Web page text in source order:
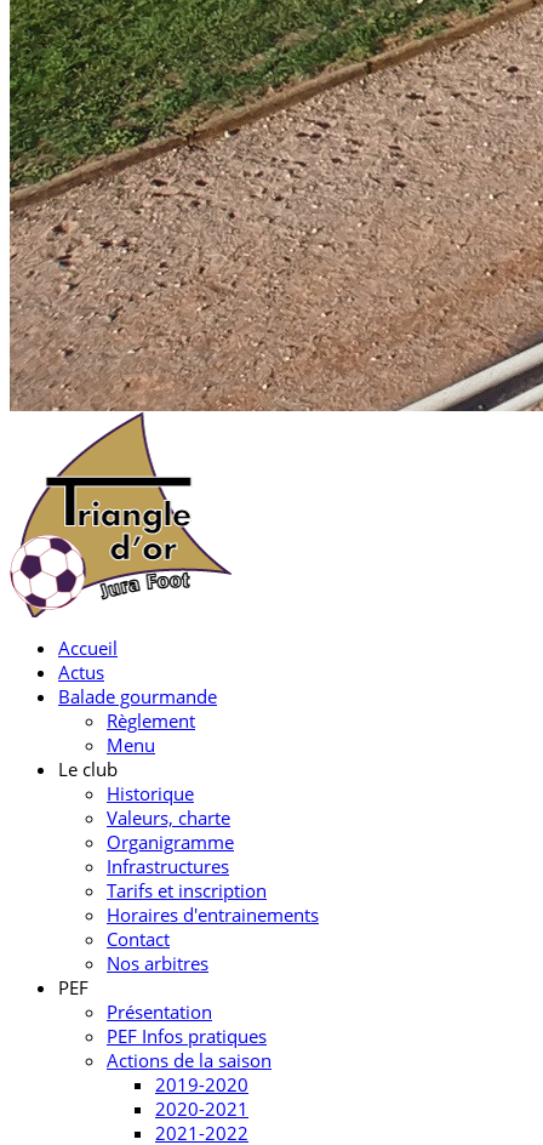
Accueil
Actus
Balade gourmande
Règlement
Menu
Le club
Historique
Valeurs, charte
Organigramme
Infrastructures
Tarifs et inscription
Horaires d'entrainements
Contact
Nos arbitres
PEF
Présentation
PEF Infos pratiques
Actions de la saison
2019-2020
2020-2021
2021-2022